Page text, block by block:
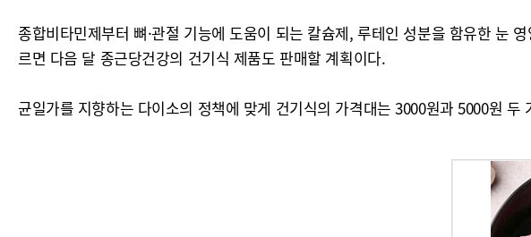
종합비타민제부터 뼈·관절 기능에 도움이 되는 칼슘제, 루테인 성분을 함유한 눈
르면 다음 달 종근당건강의 건기식 제품도 판매할 계획이다.
균일가를 지향하는 다이소의 정책에 맞게 건기식의 가격대는 3000원과 5000원 두